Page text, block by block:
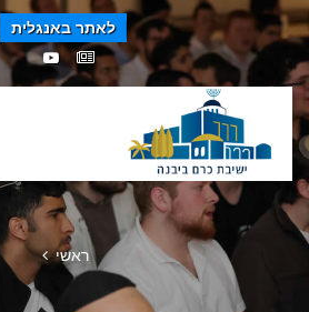
לאתר באנגלית
ראשי